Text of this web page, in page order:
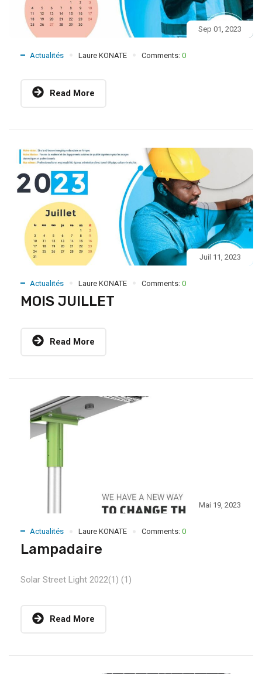
Sep 01, 2023
Actualités Laure KONATE Comments: 0
Read More
Juil 11, 2023
Actualités Laure KONATE Comments: 0
MOIS JUILLET
Read More
Mai 19, 2023
Actualités Laure KONATE Comments: 0
Lampadaire
Solar Street Light 2022(1) (1)
Read More